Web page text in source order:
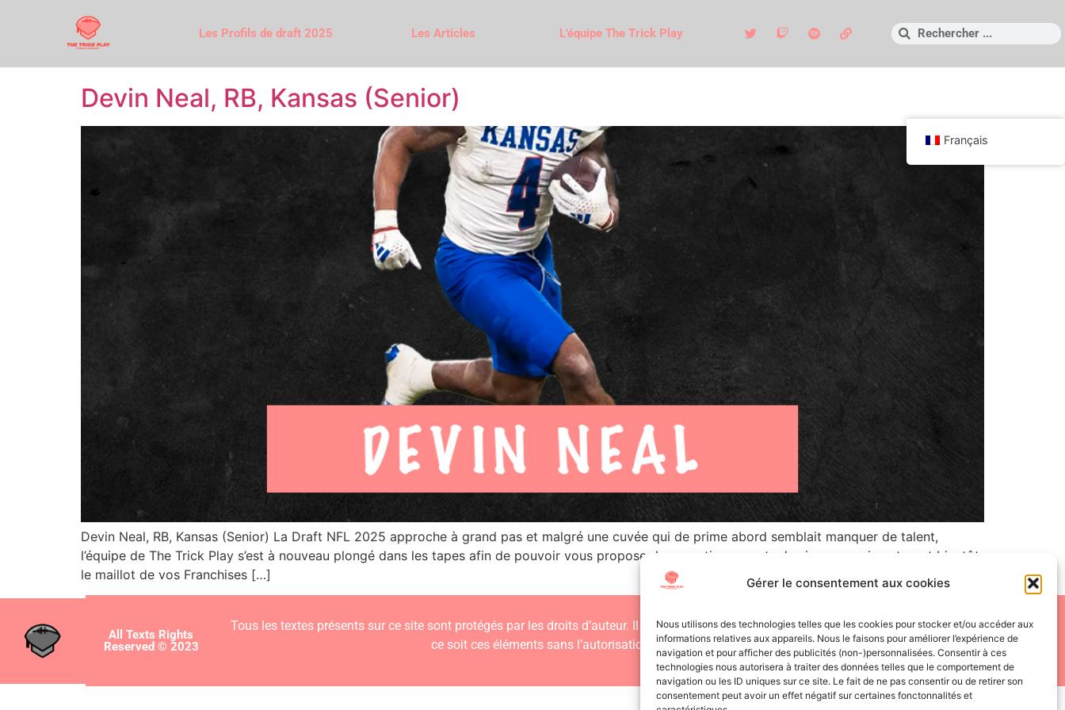
Gérer le consentement aux cookies
Nous utilisons des technologies telles que les cookies pour stocker et/ou accéder aux
informations relatives aux appareils. Nous le faisons pour améliorer l’expérience de
navigation et pour afficher des publicités (non-)personnalisées. Consentir à ces
technologies nous autorisera à traiter des données telles que le comportement de
navigation ou les ID uniques sur ce site. Le fait de ne pas consentir ou de retirer son
consentement peut avoir un effet négatif sur certaines fonctonnalités et
Les Profils de draft 2025 Les Articles L'équipe The Trick Play
Devin Neal, RB, Kansas (Senior)
Devin Neal, RB, Kansas (Senior) La Draft NFL 2025 approche à grand pas et malgré une cuvée qui de prime abord semblait manquer de talent,
l’équipe de The Trick Play s’est à nouveau plongé dans les tapes afin de pouvoir vous proposer les scouting reports des joueurs qui porteront bientôt
le maillot de vos Franchises […]
All Texts Rights
Reserved © 2023
Tous les textes présents sur ce site sont protégés par les droits d’auteur. Il est interdit de reproduire, distribuer ou utiliser de quelque manière que
ce soit ces éléments sans l’autorisation expresse de leurs propriétaires.
Français